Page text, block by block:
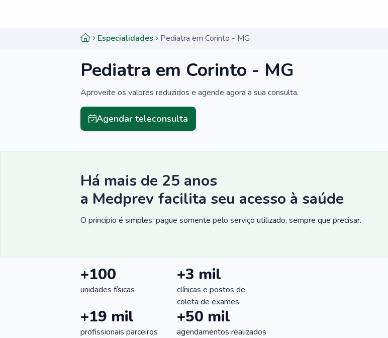
Especialidades Pediatra em Corinto - MG
Pediatra em Corinto - MG
Aproveite os valores reduzidos e agende agora a sua consulta.
Agendar teleconsulta
Há mais de 25 anos
a Medprev facilita seu acesso à saúde
O princípio é simples: pague somente pelo serviço utilizado, sempre que precisar.
+100
unidades físicas
+3 mil
clínicas e postos de
coleta de exames
+19 mil
profissionais parceiros
+50 mil
agendamentos realizados